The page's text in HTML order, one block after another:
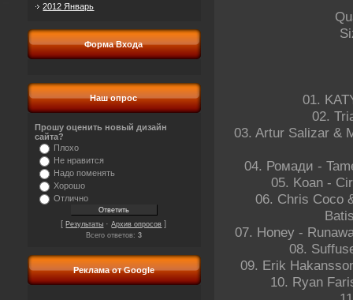
2012 Январь
Форма Входа
Наш опрос
Прошу оценить новый дизайн
сайта?
Плохо
Не нравится
Надо поменять
Хорошо
Отлично
[Результаты ·Архив опросов ]
Всего ответов: 3
Реклама от Google
01.
02.
03. Artur Salizar &
04. Ромади -
05. Koan -
06. Chris Coco
07. Honey -
08.
09. Erik
10. Ryan